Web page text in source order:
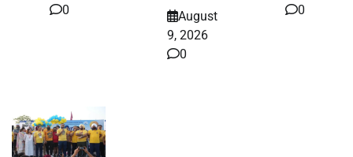
0
August
9, 2026
0
0